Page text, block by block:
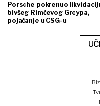
Porsche pokrenuo
bivšeg Rimčevog Greypa,
pojačanje u CSG-u